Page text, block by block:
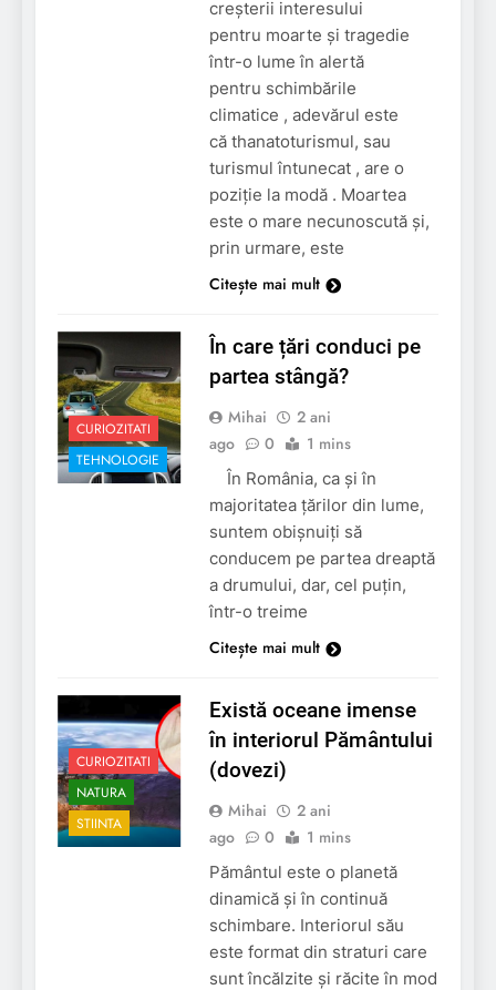
creșterii interesului
pentru moarte și tragedie
într-o lume în alertă
pentru schimbările
climatice , adevărul este
că thanatoturismul, sau
turismul întunecat , are o
poziție la modă . Moartea
este o mare necunoscută și,
prin urmare, este
Citește mai mult
CURIOZITATI
TEHNOLOGIE
În care țări conduci pe
partea stângă?
Mihai
2 ani
ago
0 1 mins
În România, ca și în
majoritatea țărilor din lume,
suntem obișnuiți să
conducem pe partea dreaptă
a drumului, dar, cel puțin,
într-o treime
Citește mai mult
CURIOZITATI
NATURA
STIINTA
Există oceane imense
în interiorul Pământului
(dovezi)
Mihai
2 ani
ago
0 1 mins
Pământul este o planetă
dinamică și în continuă
schimbare. Interiorul său
este format din straturi care
sunt încălzite și răcite în mod